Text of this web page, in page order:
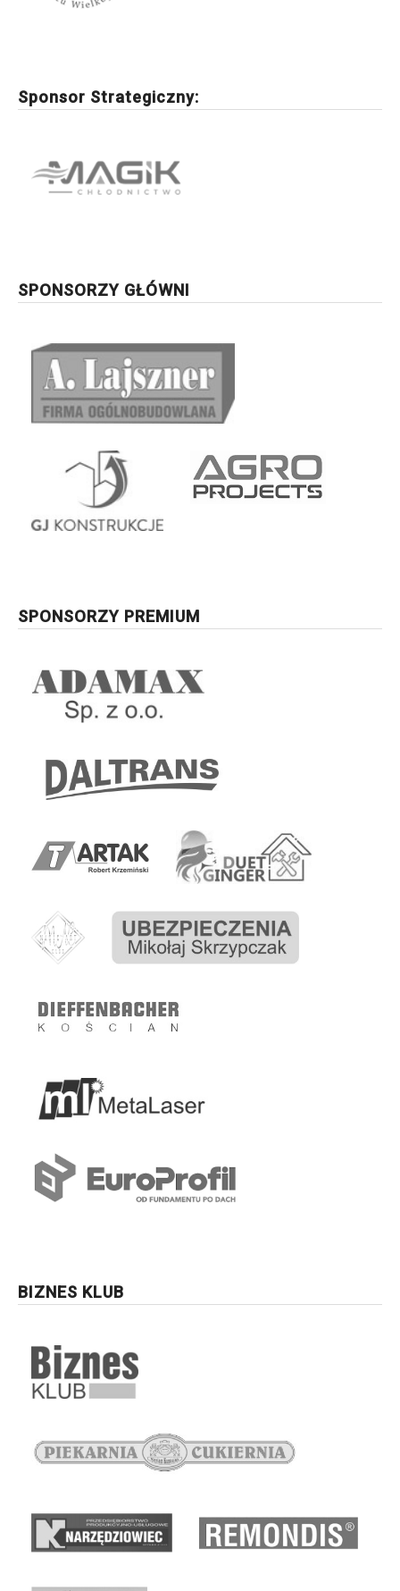
Sponsor Strategiczny:
SPONSORZY GŁÓWNI
SPONSORZY PREMIUM
BIZNES KLUB